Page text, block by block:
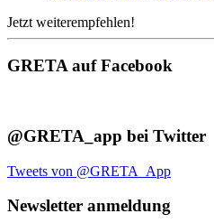
Jetzt weiterempfehlen!
GRETA auf Facebook
@GRETA_app bei Twitter
Tweets von @GRETA_App
Newsletter anmeldung